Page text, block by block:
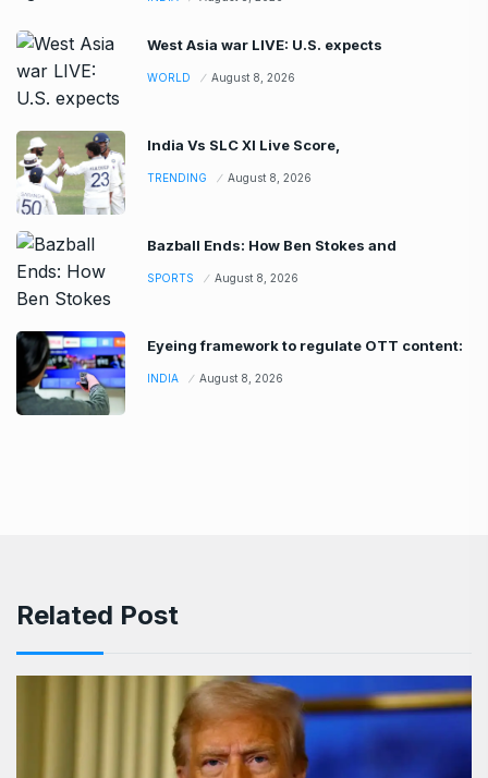
West Asia war LIVE: U.S. expects
WORLD August 8, 2026
India Vs SLC XI Live Score,
TRENDING August 8, 2026
Bazball Ends: How Ben Stokes and
SPORTS August 8, 2026
Eyeing framework to regulate OTT content:
INDIA August 8, 2026
Related Post